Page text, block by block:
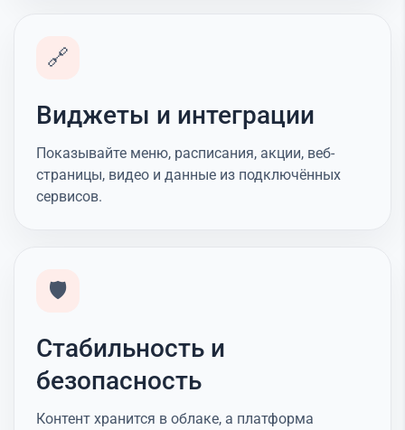
🔗
Виджеты и интеграции
Показывайте меню, расписания, акции, веб-
страницы, видео и данные из подключённых
сервисов.
🛡️
Стабильность и
безопасность
Контент хранится в облаке, а платформа